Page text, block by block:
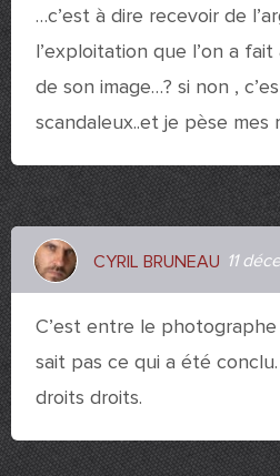
…c’est à dire recevoir de
l’exploitation que l’on a
de son image…? si non ,
scandaleux..et je pèse mes
CYRIL BRUNEAU 11
C’est entre le
sait pas ce qui a été
droits droits.